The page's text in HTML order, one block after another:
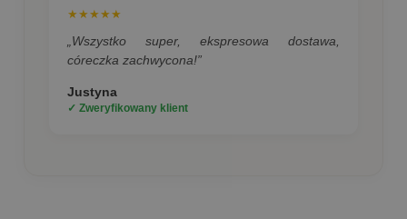
★★★★★
„Wszystko super, ekspresowa dostawa,
córeczka zachwycona!”
Justyna
✓ Zweryfikowany klient